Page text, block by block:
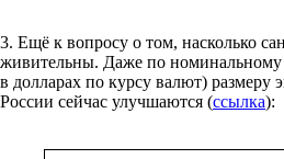
3. Ещё к вопросу о том, насколько
живительны. Даже по
в долларах по курсу валют)
России сейчас улучшаются (ссылка):